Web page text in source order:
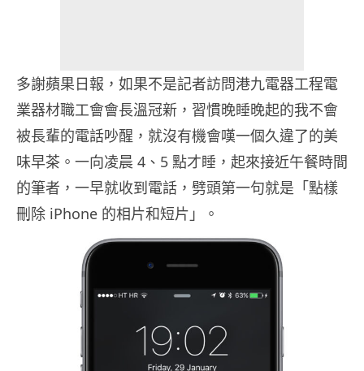
多謝蘋果日報，如果不是記者訪問港九電器工程電
業器材職工會會長溫冠新，習慣晚睡晚起的我不會
被長輩的電話吵醒，就沒有機會嘆一個久違了的美
味早茶。一向凌晨 4、5 點才睡，起來接近午餐時間
的筆者，一早就收到電話，劈頭第一句就是「點樣
刪除 iPhone 的相片和短片」。